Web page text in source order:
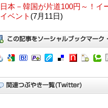
日本－韓国が片道100円～！イ
イベント (7月11日)